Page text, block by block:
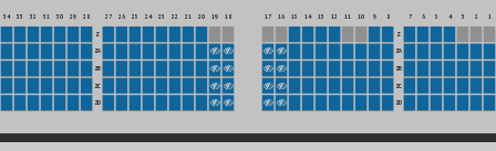
34 33 32 31 30 29 28 27 26 25 24 23 22 21 20 19 18 17 16 15 14 13 12 11 10 9 8 7 6 5 4 3 2 1
Z Z
ZA ZA
ZB ZB
ZC ZC
ZD ZD